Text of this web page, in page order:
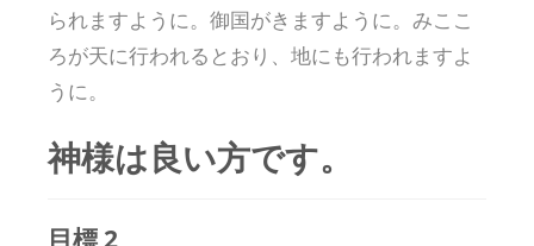
られますように。御国がきますように。みここ
ろが天に行われるとおり、地にも行われますよ
うに。
神様は良い方です。
目標 2